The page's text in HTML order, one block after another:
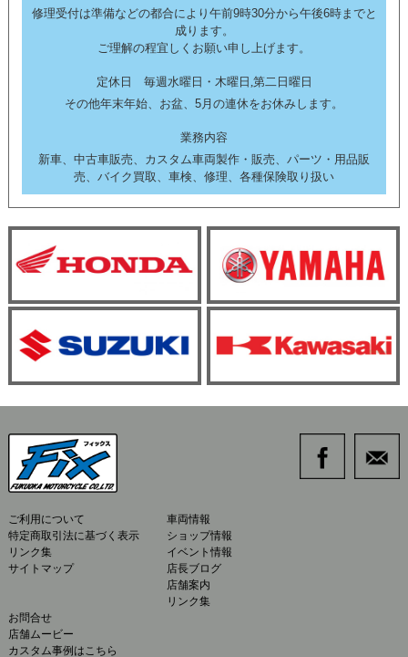
修理受付は準備などの都合により午前9時30分から午後6時までと
成ります。
ご理解の程宜しくお願い申し上げます。
定休日 毎週水曜日・木曜日,第二日曜日
その他年末年始、お盆、5月の連休をお休みします。
業務内容
新車、中古車販売、カスタム車両製作・販売、パーツ・用品販
売、バイク買取、車検、修理、各種保険取り扱い
ご利用について
特定商取引法に基づく表示
リンク集
サイトマップ
車両情報
ショップ情報
イベント情報
店長ブログ
店舗案内
リンク集
お問合せ
店舗ムービー
カスタム事例はこちら